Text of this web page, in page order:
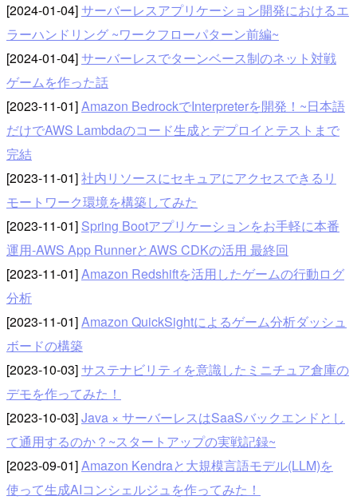
[2024-01-04]サーバーレスアプリケーション開発におけるエ
ラーハンドリング ~ワークフローパターン前編~
[2024-01-04]サーバーレスでターンベース制のネット対戦
ゲームを作った話
[2023-11-01]Amazon BedrockでInterpreterを開発！~日本語
だけでAWS Lambdaのコード生成とデプロイとテストまで
完結
[2023-11-01]社内リソースにセキュアにアクセスできるリ
モートワーク環境を構築してみた
[2023-11-01] Spring Bootアプリケーションをお手軽に本番
運用-AWS App RunnerとAWS CDKの活用 最終回
[2023-11-01]Amazon Redshiftを活用したゲームの行動ログ
分析
[2023-11-01]Amazon QuickSightによるゲーム分析ダッシュ
ボードの構築
[2023-10-03]サステナビリティを意識したミニチュア倉庫の
デモを作ってみた！
[2023-10-03]Java × サーバーレスはSaaSバックエンドとし
て通用するのか？~スタートアップの実戦記録~
[2023-09-01]Amazon Kendraと大規模言語モデル(LLM)を
使って生成AIコンシェルジュを作ってみた！